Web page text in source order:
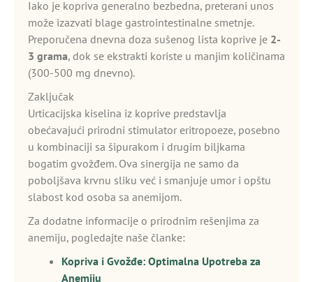
Iako je kopriva generalno bezbedna, preterani unos
može izazvati blage gastrointestinalne smetnje.
Preporučena dnevna doza sušenog lista koprive je 2-
3 grama, dok se ekstrakti koriste u manjim količinama
(300-500 mg dnevno).
Zaključak
Urticacijska kiselina iz koprive predstavlja
obećavajući prirodni stimulator eritropoeze, posebno
u kombinaciji sa šipurakom i drugim biljkama
bogatim gvožđem. Ova sinergija ne samo da
poboljšava krvnu sliku već i smanjuje umor i opštu
slabost kod osoba sa anemijom.
Za dodatne informacije o prirodnim rešenjima za
anemiju, pogledajte naše članke:
Kopriva i Gvožđe: Optimalna Upotreba za
Anemiju